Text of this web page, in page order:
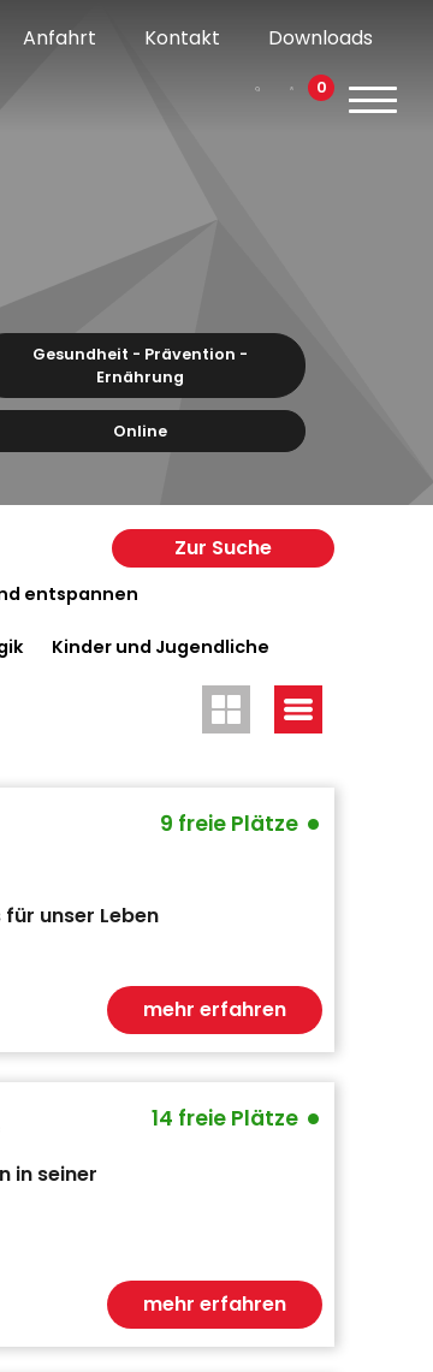
Anfahrt Kontakt Downloads
0
Gesundheit - Prävention -
Ernährung
Online
Zur Suche
entspannen
Kinder und Jugendliche
unser Leben
9 freie Plätze •
mehr erfahren
in seiner
14 freie Plätze •
mehr erfahren